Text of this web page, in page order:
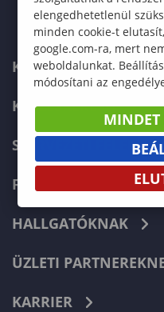
KAPCSOLAT
KÉPZÉSKERESŐ
SZERVEZETI FELÉPÍTÉS
FELVÉTELIZŐKNEK
HALLGATÓKNAK
ÜZLETI
KARRIER
elengedhetetlenül
minden cookie-t
google.com-ra, mert
weboldalunkat.
módosítani az
MINDET